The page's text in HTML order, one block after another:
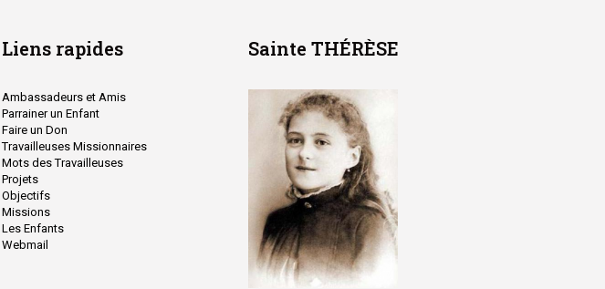
Liens rapides
Ambassadeurs et Amis
Parrainer un Enfant
Faire un Don
Travailleuses Missionnaires
Mots des Travailleuses
Projets
Objectifs
Missions
Les Enfants
Webmail
Sainte THÉRÈSE